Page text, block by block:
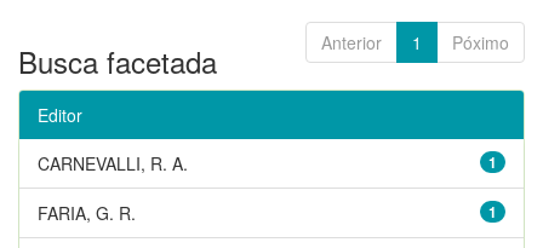
Anterior 1 Póximo
Busca facetada
Editor
1
CARNEVALLI, R. A.
1
FARIA, G. R.